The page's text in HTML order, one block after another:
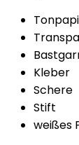
Kleber
Schere
Stift
weißes